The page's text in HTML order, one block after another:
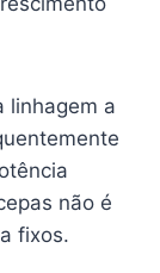
linhagem a
não é
fixos.